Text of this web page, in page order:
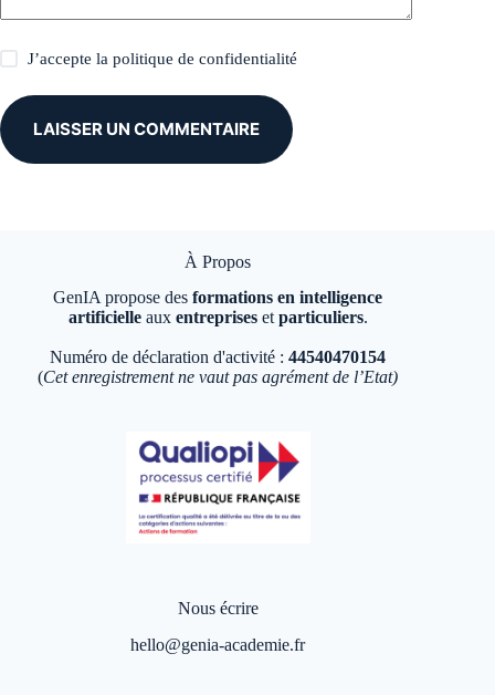
J’accepte lapolitique de confidentialité
LAISSER UN COMMENTAIRE
À Propos
GenIA propose desformations en intelligence
artificielleaux entreprisesetparticuliers.
Numéro de déclaration d'activité :44540470154
(Cet enregistrement ne vaut pas agrément de l’Etat)
Nous écrire
hello@genia-academie.fr